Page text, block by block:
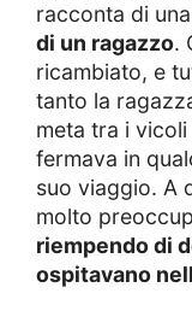
racconta di una
di un ragazzo.
ricambiato, e
tanto la
meta tra i
fermava in
suo viaggio. A
molto
riempendo di
ospitavano